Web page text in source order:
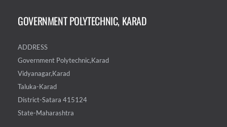
GOVERNMENT POLYTECHNIC, KARAD
ADDRESS
Government Polytechnic,Karad
Vidyanagar,Karad
Taluka-Karad
District-Satara 415124
State-Maharashtra